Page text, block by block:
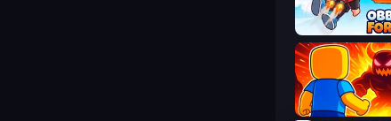
Obby Fly For Pets